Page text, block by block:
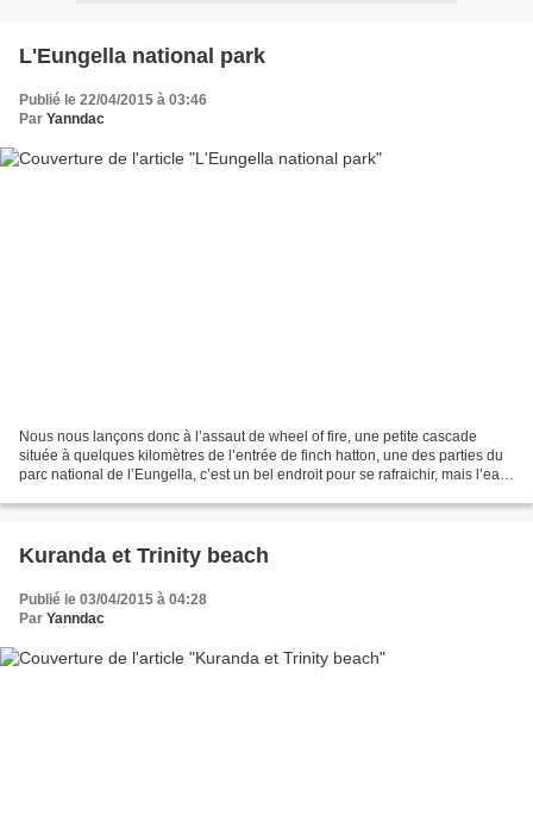
L'Eungella national park
Publié le 22/04/2015 à 03:46
Par Yanndac
Nous nous lançons donc à l’assaut de wheel of fire, une petite cascade
située à quelques kilomètres de l’entrée de finch hatton, une des parties du
parc national de l’Eungella, c’est un bel endroit pour se rafraichir, mais l’eau
Kuranda et Trinity beach
Publié le 03/04/2015 à 04:28
Par Yanndac